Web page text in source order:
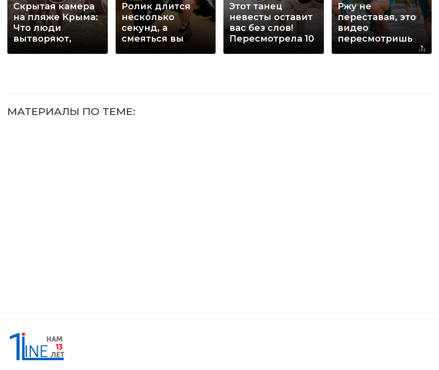
Скрытая камера
на пляже Крыма:
Что люди
вытворяют,
Ролик длится
несколько
секунд, а
смеяться вы
Этот танец
невесты оставит
вас без слов!
Пересмотрела 10
Ржу не
переставая, это
видео
пересмотришь
МАТЕРИАЛЫ ПО ТЕМЕ: